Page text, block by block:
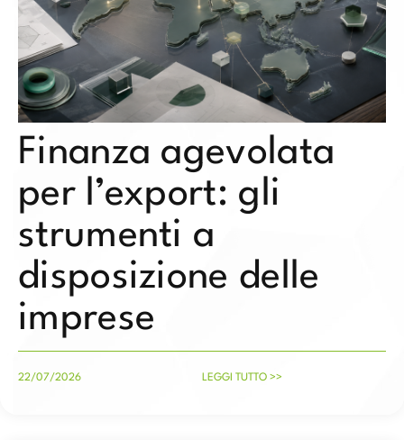
Finanza agevolata
per l’export: gli
strumenti a
disposizione delle
imprese
22/07/2026 LEGGI TUTTO >>